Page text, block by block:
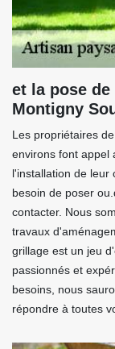
et la pose
Montigny
Les propriétaires
environs font appel
l'installation de leur
besoin de poser
contacter. Nous
travaux
grillage est un jeu
passionnés et
besoins, nous
répondre à toutes